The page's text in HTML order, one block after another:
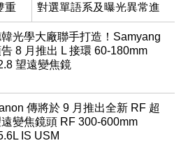
重
對選單語系及曝光異常進
行修復
光學大廠聯手打造！Samyang
8 月推出 L 接環 60-180mm
望遠變焦鏡
傳將於 9 月推出全新 RF 超
變焦鏡頭 RF 300-600mm
IS USM